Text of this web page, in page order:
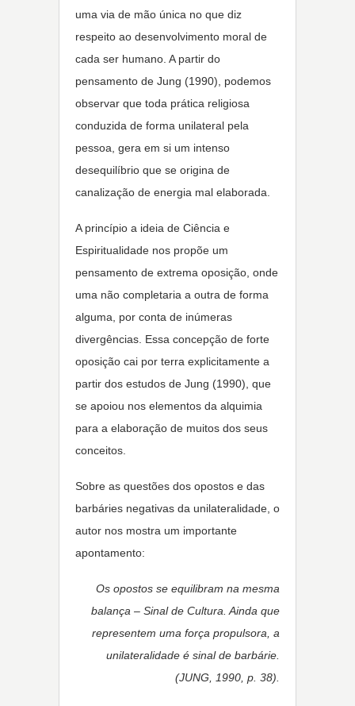
uma via de mão única no que diz
respeito ao desenvolvimento moral de
cada ser humano. A partir do
pensamento de Jung (1990), podemos
observar que toda prática religiosa
conduzida de forma unilateral pela
pessoa, gera em si um intenso
desequilíbrio que se origina de
canalização de energia mal elaborada.
A princípio a ideia de Ciência e
Espiritualidade nos propõe um
pensamento de extrema oposição, onde
uma não completaria a outra de forma
alguma, por conta de inúmeras
divergências. Essa concepção de forte
oposição cai por terra explicitamente a
partir dos estudos de Jung (1990), que
se apoiou nos elementos da alquimia
para a elaboração de muitos dos seus
conceitos.
Sobre as questões dos opostos e das
barbáries negativas da unilateralidade, o
autor nos mostra um importante
apontamento:
Os opostos se equilibram na mesma
balança – Sinal de Cultura. Ainda que
representem uma força propulsora, a
unilateralidade é sinal de barbárie.
(JUNG, 1990, p. 38).